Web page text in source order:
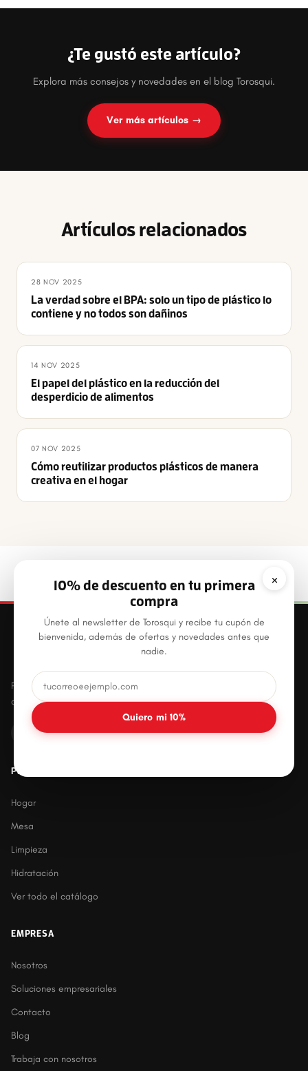
¿Te gustó este artículo?
Explora más consejos y novedades en el blog Torosqui.
Ver más artículos →
Artículos relacionados
28 NOV 2025
La verdad sobre el BPA: solo un tipo de plástico lo
contiene y no todos son dañinos
14 NOV 2025
El papel del plástico en la reducción del
desperdicio de alimentos
07 NOV 2025
Cómo reutilizar productos plásticos de manera
creativa en el hogar
×
10% de descuento en tu primera
compra
Únete al newsletter de Torosqui y recibe tu cupón de
bienvenida, además de ofertas y novedades antes que
nadie.
Quiero mi 10%
Productos plásticos innovadores, prácticos y
duraderos para el hogar mexicano.
PRODUCTOS
Hogar
Mesa
Limpieza
Hidratación
Ver todo el catálogo
EMPRESA
Nosotros
Soluciones empresariales
Contacto
Blog
Trabaja con nosotros